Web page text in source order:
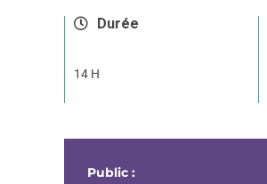
Durée
14 H
Public :